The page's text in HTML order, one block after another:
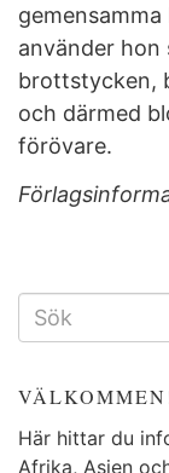
använder hon
brottstycken,
och därmed
förövare.
Här hittar du
Afrika, Asien